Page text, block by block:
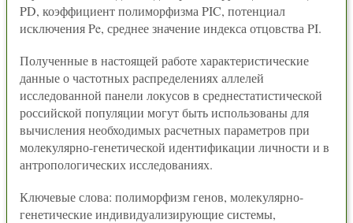
PD, коэффициент полиморфизма PIC, потенциал
исключения Pe, среднее значение индекса отцовства PI.
Полученные в настоящей работе характеристические
данные о частотных распределениях аллелей
исследованной панели локусов в среднестатистической
российской популяции могут быть использованы для
вычисления необходимых расчетных параметров при
молекулярно-генетической идентификации личности и в
антропологических исследованиях.
Ключевые слова: полиморфизм генов, молекулярно-
генетические индивидуализирующие системы,